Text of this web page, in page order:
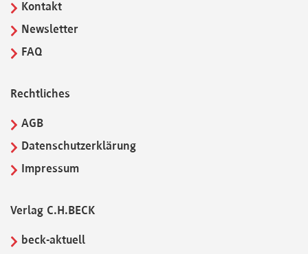
Kontakt
Newsletter
FAQ
Rechtliches
AGB
Datenschutzerklärung
Impressum
Verlag C.H.BECK
beck-aktuell